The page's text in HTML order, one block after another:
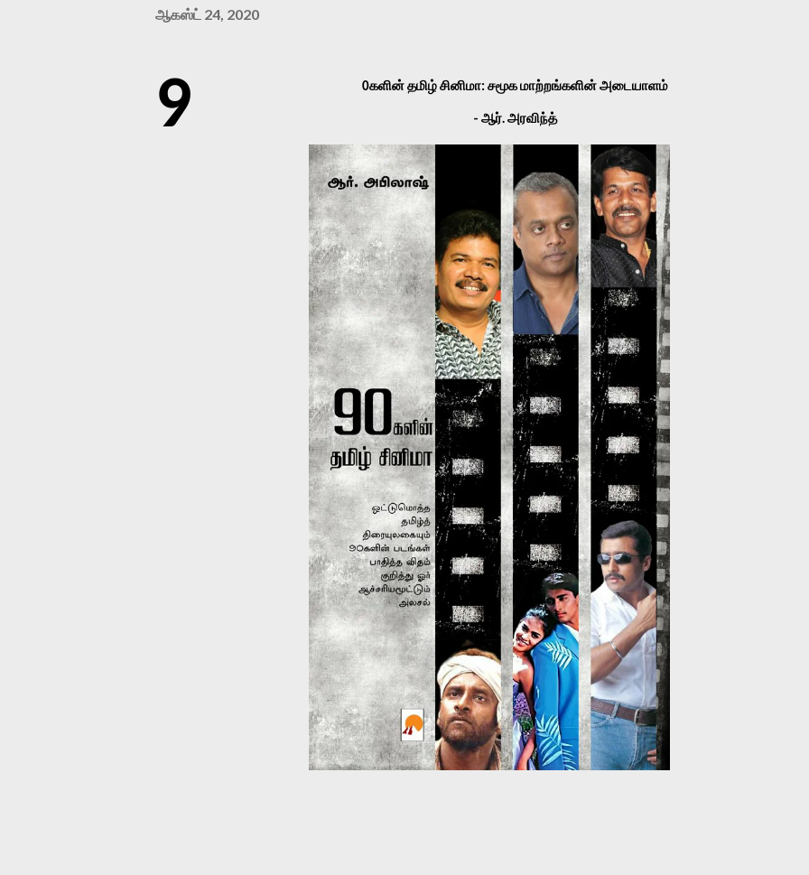
ஆகஸ்ட் 24, 2020
9 0களின்தமிழ்சினிமா: சமூகமாற்றங்களின்அடையாளம்
- ஆர். அரவிந்த்